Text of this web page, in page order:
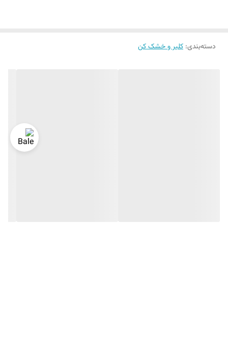
دسته‌بندی: کلیر و خشک کن